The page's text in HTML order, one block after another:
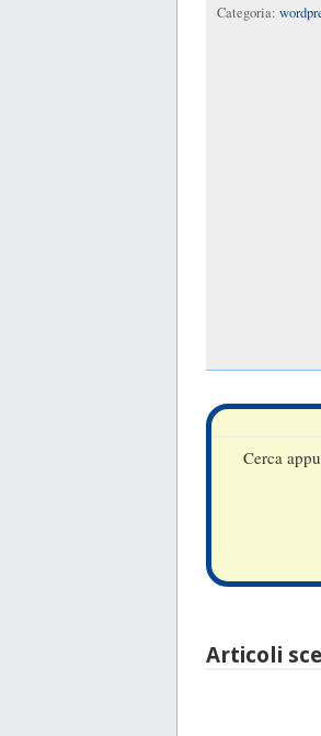
Categoria:
Cerca
Articoli